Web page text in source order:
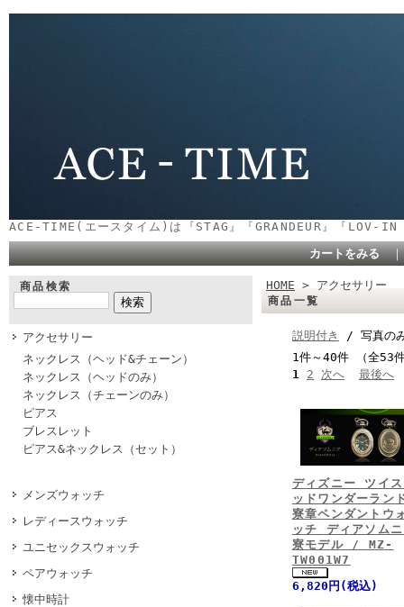
ACE-TIME(エースタイム)は『STAG』『GRANDEUR』『
カートをみる
商品検索
アクセサリー
ネックレス（ヘッド&チェーン）
ネックレス（ヘッドのみ）
ネックレス（チェーンのみ）
ピアス
ブレスレット
ピアス&ネックレス（セット）
メンズウォッチ
レディースウォッチ
ユニセックスウォッチ
ペアウォッチ
懐中時計
HOME > アクセサリー
商品一覧
説明付き
/ 写真の
1件～40件 （全
1 2 次へ 最後へ
ディズニー ツイ
ッドワンダーラン
寮章ペンダントウ
ッチ ディアソム
寮モデル / MZ-
TW001W7
6,820円(税込)